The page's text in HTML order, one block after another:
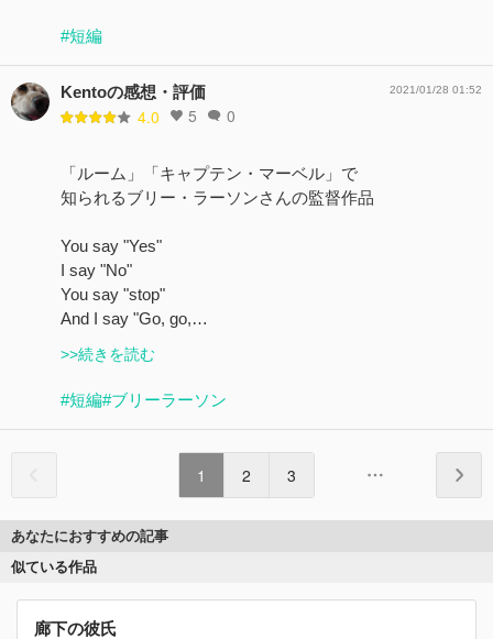
#短編
Kentoの感想・評価
4.0 5 0
2021/01/28 01:52
「ルーム」「キャプテン・マーベル」で
知られるブリー・ラーソンさんの監督作品
You say "Yes"
I say "No"
You say "stop"
And I say "Go, go,…
>>続きを読む
#短編#ブリーラーソン
1 2 3
あなたにおすすめの記事
似ている作品
廊下の彼氏